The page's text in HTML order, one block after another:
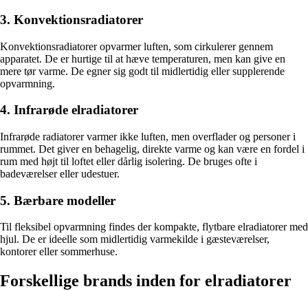
3. Konvektionsradiatorer
Konvektionsradiatorer opvarmer luften, som cirkulerer gennem
apparatet. De er hurtige til at hæve temperaturen, men kan give en
mere tør varme. De egner sig godt til midlertidig eller supplerende
opvarmning.
4. Infrarøde elradiatorer
Infrarøde radiatorer varmer ikke luften, men overflader og personer i
rummet. Det giver en behagelig, direkte varme og kan være en fordel i
rum med højt til loftet eller dårlig isolering. De bruges ofte i
badeværelser eller udestuer.
5. Bærbare modeller
Til fleksibel opvarmning findes der kompakte, flytbare elradiatorer med
hjul. De er ideelle som midlertidig varmekilde i gæsteværelser,
kontorer eller sommerhuse.
Forskellige brands inden for elradiatorer